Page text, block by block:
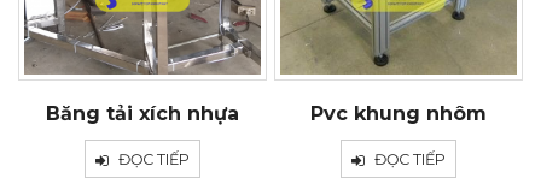
Băng tải xích nhựa
ĐỌC TIẾP
Pvc khung nhôm
ĐỌC TIẾP